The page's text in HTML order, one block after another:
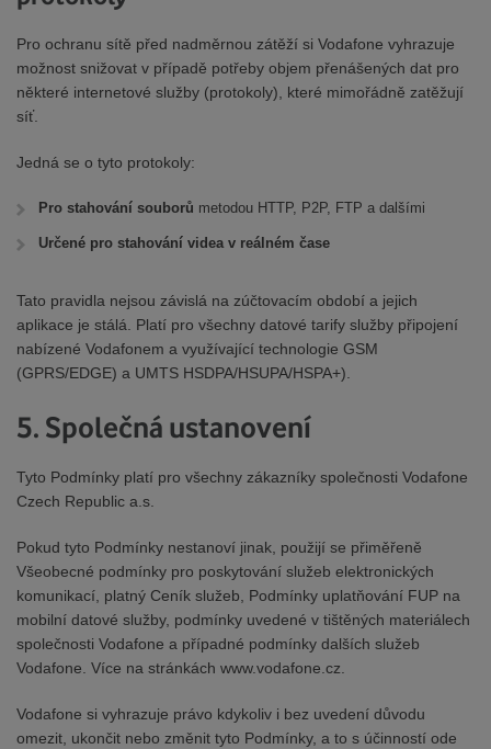
Pro ochranu sítě před nadměrnou zátěží si Vodafone vyhrazuje
možnost snižovat v případě potřeby objem přenášených dat pro
některé internetové služby (protokoly), které mimořádně zatěžují
síť.
Jedná se o tyto protokoly:
Pro stahování souborů metodou HTTP, P2P, FTP a dalšími
Určené pro stahování videa v reálném čase
Tato pravidla nejsou závislá na zúčtovacím období a jejich
aplikace je stálá. Platí pro všechny datové tarify služby připojení
nabízené Vodafonem a využívající technologie GSM
(GPRS/EDGE) a UMTS HSDPA/HSUPA/HSPA+).
5. Společná ustanovení
Tyto Podmínky platí pro všechny zákazníky společnosti Vodafone
Czech Republic a.s.
Pokud tyto Podmínky nestanoví jinak, použijí se přiměřeně
Všeobecné podmínky pro poskytování služeb elektronických
komunikací, platný Ceník služeb, Podmínky uplatňování FUP na
mobilní datové služby, podmínky uvedené v tištěných materiálech
společnosti Vodafone a případné podmínky dalších služeb
Vodafone. Více na stránkách www.vodafone.cz.
Vodafone si vyhrazuje právo kdykoliv i bez uvedení důvodu
omezit, ukončit nebo změnit tyto Podmínky, a to s účinností ode